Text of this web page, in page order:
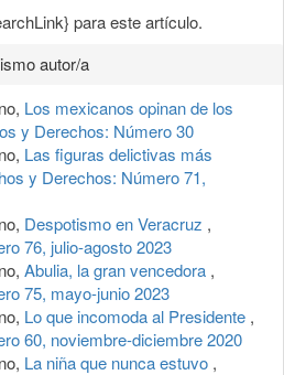
para este artículo.
autor/a
Los mexicanos opinan de los
y Derechos: Número 30
Las figuras delictivas más
y Derechos: Número 71,
Despotismo en Veracruz ,
76, julio-agosto 2023
Abulia, la gran vencedora ,
75, mayo-junio 2023
Lo que incomoda al Presidente ,
60, noviembre-diciembre 2020
La niña que nunca estuvo ,